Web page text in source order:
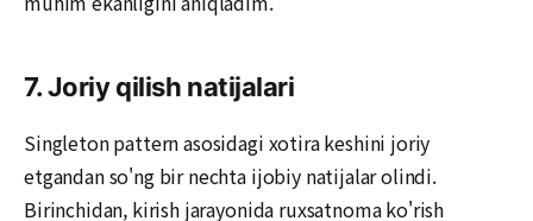
7. Joriy qilish natijalari
Singleton pattern asosidagi xotira keshini joriy
etgandan so'ng bir nechta ijobiy natijalar olindi.
Birinchidan, kirish jarayonida ruxsatnoma ko'rish